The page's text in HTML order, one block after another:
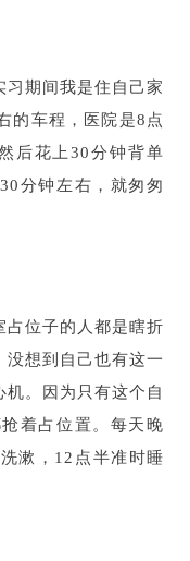
期间我是住自己家
的车程，医院是8点
后花上30分钟背单
分钟左右，就匆匆
占位子的人都是瞎折
没想到自己也有这一
。因为只有这个自
着占位置。每天晚
漱，12点半准时睡